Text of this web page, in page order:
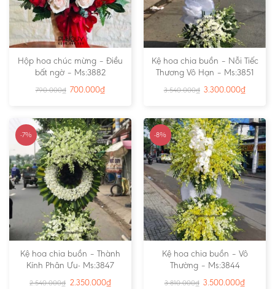
Hộp hoa chúc mừng – Điều
bất ngờ – Ms:3882
790.000₫ 700.000₫
Kệ hoa chia buồn – Nỗi Tiếc
Thương Vô Hạn – Ms:3851
3.540.000₫ 3.300.000₫
-7%
Kệ hoa chia buồn – Thành
Kính Phân Ưu- Ms:3847
2.540.000₫ 2.350.000₫
-8%
Kệ hoa chia buồn – Vô
Thường – Ms:3844
3.810.000₫ 3.500.000₫